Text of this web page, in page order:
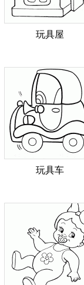
玩具屋
玩具车